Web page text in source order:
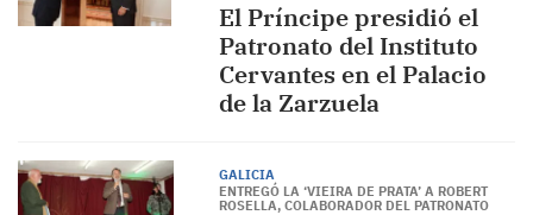
El Príncipe presidió el
Patronato del Instituto
Cervantes en el Palacio
de la Zarzuela
GALICIA
ENTREGÓ LA ‘VIEIRA DE PRATA’ A ROBERT
ROSELLA, COLABORADOR DEL PATRONATO